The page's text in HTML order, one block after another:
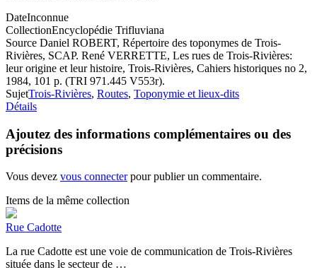
DateInconnue
CollectionEncyclopédie Trifluviana
Source Daniel ROBERT, Répertoire des toponymes de Trois-
Rivières, SCAP. René VERRETTE, Les rues de Trois-Rivières:
leur origine et leur histoire, Trois-Rivières, Cahiers historiques no 2,
1984, 101 p. (TRI 971.445 V553r).
SujetTrois-Rivières, Routes, Toponymie et lieux-dits
Détails
Ajoutez des informations complémentaires ou des
précisions
Vous devez vous connecterpour publier un commentaire.
Items de la même collection
Rue Cadotte
La rue Cadotte est une voie de communication de Trois-Rivières
située dans le secteur de …